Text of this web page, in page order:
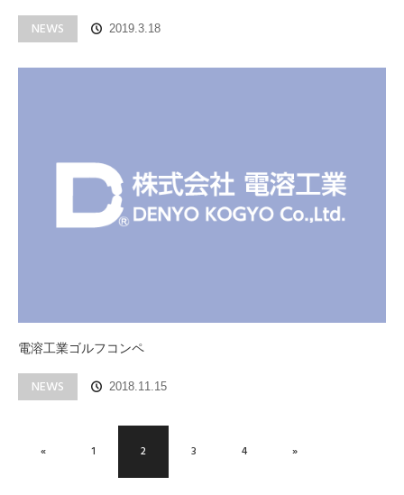
NEWS 2019.3.18
電溶工業ゴルフコンペ
NEWS 2018.11.15
« 1 2 3 4 »